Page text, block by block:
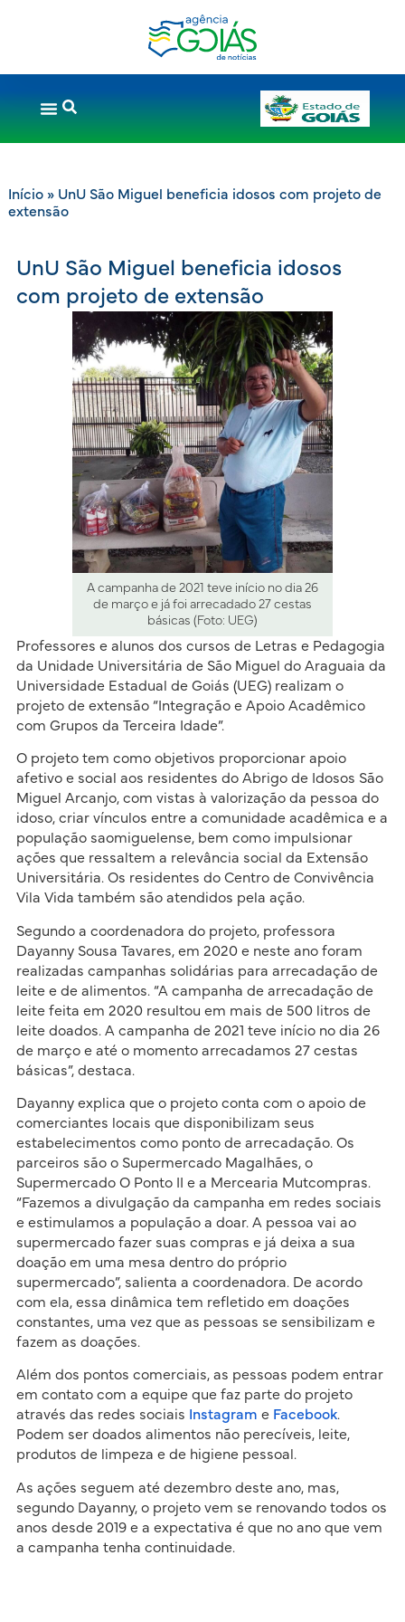
Início» UnU São Miguel beneficia idosos com projeto de
extensão
UnU São Miguel beneficia idosos
com projeto de extensão
A campanha de 2021 teve início no dia 26
de março e já foi arrecadado 27 cestas
básicas (Foto: UEG)
Professores e alunos dos cursos de Letras e Pedagogia
da Unidade Universitária de São Miguel do Araguaia da
Universidade Estadual de Goiás (UEG) realizam o
projeto de extensão “Integração e Apoio Acadêmico
com Grupos da Terceira Idade”.
O projeto tem como objetivos proporcionar apoio
afetivo e social aos residentes do Abrigo de Idosos São
Miguel Arcanjo, com vistas à valorização da pessoa do
idoso, criar vínculos entre a comunidade acadêmica e a
população saomiguelense, bem como impulsionar
ações que ressaltem a relevância social da Extensão
Universitária. Os residentes do Centro de Convivência
Vila Vida também são atendidos pela ação.
Segundo a coordenadora do projeto, professora
Dayanny Sousa Tavares, em 2020 e neste ano foram
realizadas campanhas solidárias para arrecadação de
leite e de alimentos. “A campanha de arrecadação de
leite feita em 2020 resultou em mais de 500 litros de
leite doados. A campanha de 2021 teve início no dia 26
de março e até o momento arrecadamos 27 cestas
básicas”, destaca.
Dayanny explica que o projeto conta com o apoio de
comerciantes locais que disponibilizam seus
estabelecimentos como ponto de arrecadação. Os
parceiros são o Supermercado Magalhães, o
Supermercado O Ponto II e a Mercearia Mutcompras.
“Fazemos a divulgação da campanha em redes sociais
e estimulamos a população a doar. A pessoa vai ao
supermercado fazer suas compras e já deixa a sua
doação em uma mesa dentro do próprio
supermercado”, salienta a coordenadora. De acordo
com ela, essa dinâmica tem refletido em doações
constantes, uma vez que as pessoas se sensibilizam e
fazem as doações.
Além dos pontos comerciais, as pessoas podem entrar
em contato com a equipe que faz parte do projeto
através das redes sociais
Instagram e Facebook.
Podem ser doados alimentos não perecíveis, leite,
produtos de limpeza e de higiene pessoal.
As ações seguem até dezembro deste ano, mas,
segundo Dayanny, o projeto vem se renovando todos os
anos desde 2019 e a expectativa é que no ano que vem
a campanha tenha continuidade.